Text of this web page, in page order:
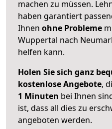
machen zu müssen.
haben garantiert
Ihnen ohne Probleme
Wuppertal nach
helfen kann.
Holen Sie sich ganz
kostenlose Angebote,
1 Minuten bei Ihnen
ist, dass all dies zu
angeboten werden.